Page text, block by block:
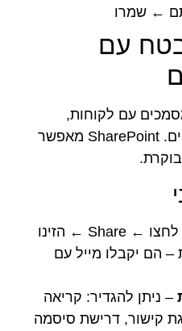
← שמרו
עם
עם לקוחות,
ספקים, או שותפים עסקיים. SharePoint מאפשר
– לחצו ← Share ← הזינו
– הם יקבלו מייל עם
– ניתן להגדיר: קריאה
קישור, דרישת סיסמה